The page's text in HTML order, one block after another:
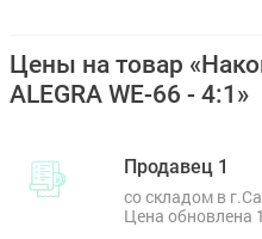
Цены на товар
ALEGRA WE-66 - 4:1»
Продавец 1
со складом в
Цена обновлена